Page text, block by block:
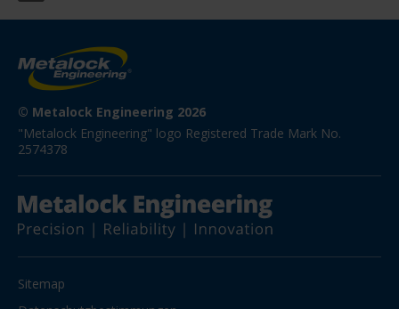
© Metalock Engineering 2026
"Metalock Engineering" logo Registered Trade Mark No.
2574378
Sitemap